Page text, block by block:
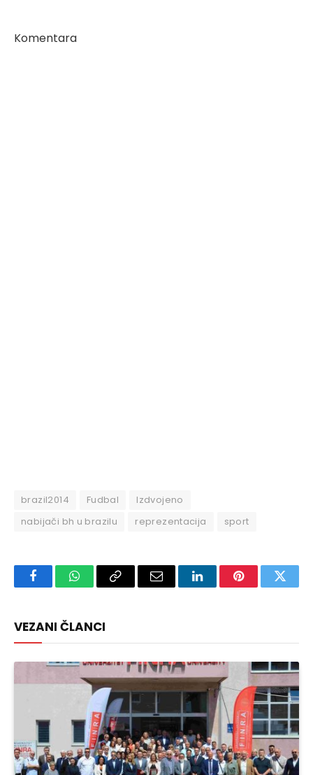
Komentara
brazil2014 Fudbal
Izdvojeno
nabijači bh u brazilu
reprezentacija sport
FacebookWhatsAppCopy
Email LinkedInPinterest
VEZANI ČLANCI